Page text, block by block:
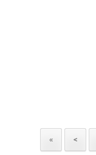
« <